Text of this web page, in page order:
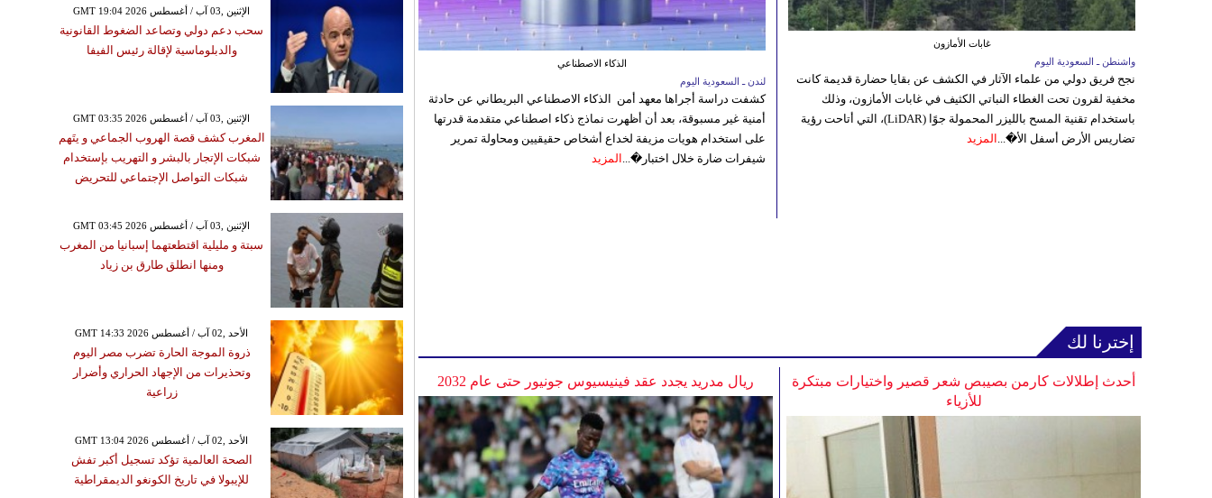
الذكاء الاصطناعي
لندن ـ السعودية اليوم
كشفت دراسة أجراها معهد أمن الذكاء الاصطناعي البريطاني عن حادثة
أمنية غير مسبوقة، بعد أن أظهرت نماذج ذكاء اصطناعي متقدمة قدرتها
على استخدام هويات مزيفة لخداع أشخاص حقيقيين ومحاولة تمرير
شيفرات ضارة خلال اختبار�... المزيد
غابات الأمازون
واشنطن ـ السعودية اليوم
نجح فريق دولي من علماء الآثار في الكشف عن بقايا حضارة قديمة كانت
مخفية لقرون تحت الغطاء النباتي الكثيف في غابات الأمازون، وذلك
باستخدام تقنية المسح بالليزر المحمولة جوًا (LiDAR)، التي أتاحت رؤية
تضاريس الأرض أسفل الأ�... المزيد
إخترنا لك
ريال مدريد يجدد عقد فينيسيوس جونيور حتى عام 2032
أحدث إطلالات كارمن بصيبص شعر قصير واختيارات مبتكرة
للأزياء
GMT 19:04 2026 الإثنين ,03 آب / أغسطس
سحب دعم دولي وتصاعد الضغوط القانونية
والدبلوماسية لإقالة رئيس الفيفا
GMT 03:35 2026 الإثنين ,03 آب / أغسطس
المغرب كشف قصة الهروب الجماعي و يتَهم
شبكات الإتجار بالبشر و التهريب بإستخدام
شبكات التواصل الإجتماعي للتحريض
GMT 03:45 2026 الإثنين ,03 آب / أغسطس
سبتة و مليلية اقتطعتهما إسبانيا من المغرب
ومنها انطلق طارق بن زياد
GMT 14:33 2026 الأحد ,02 آب / أغسطس
ذروة الموجة الحارة تضرب مصر اليوم
وتحذيرات من الإجهاد الحراري وأضرار
زراعية
GMT 13:04 2026 الأحد ,02 آب / أغسطس
الصحة العالمية تؤكد تسجيل أكبر تفش
للإيبولا في تاريخ الكونغو الديمقراطية